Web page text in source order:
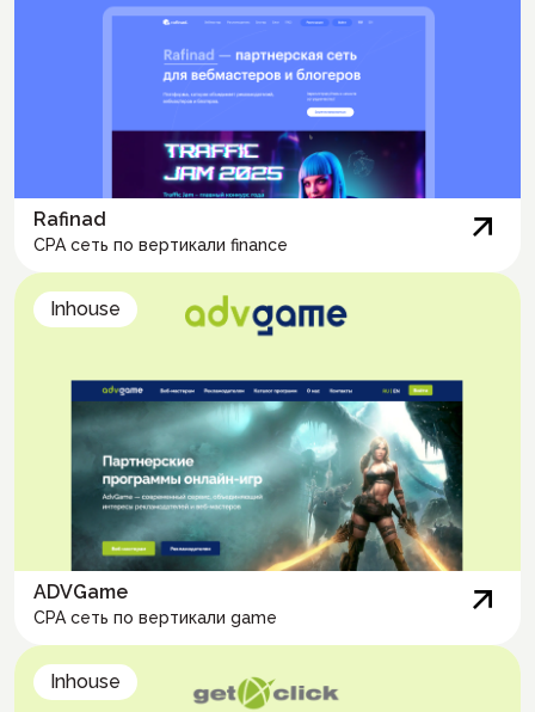
Rafinad
CPA сеть по вертикали finance
Inhouse
ADVGame
CPA сеть по вертикали game
Inhouse